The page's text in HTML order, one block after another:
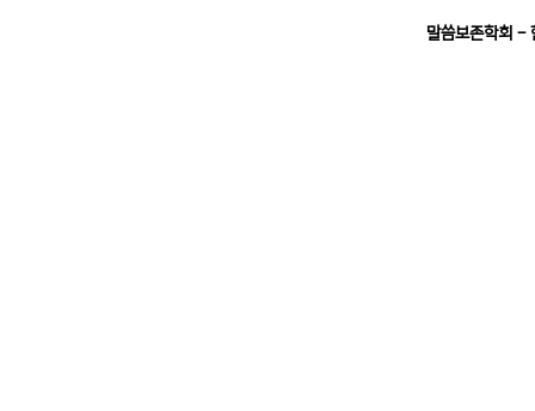
말씀보존학회 -